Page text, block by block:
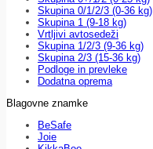
Skupina 0/1/2/3 (0-36 kg)
Skupina 1 (9-18 kg)
Vrtljivi avtosedeži
Skupina 1/2/3 (9-36 kg)
Skupina 2/3 (15-36 kg)
Podloge in prevleke
Dodatna oprema
Blagovne znamke
BeSafe
Joie